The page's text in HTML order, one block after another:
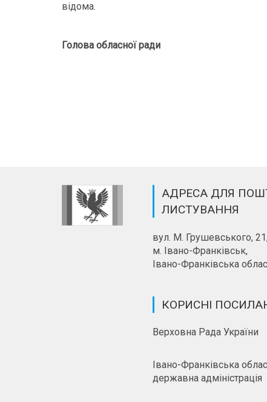
відома.
Голова обласної
АДРЕСА ДЛЯ
ЛИСТУВАННЯ
вул. М. Грушевського,
м. Івано-Франківськ,
Івано-Франківська
КОРИСНІ
Верховна Рада України
Івано-Франківська
державна адміністрація